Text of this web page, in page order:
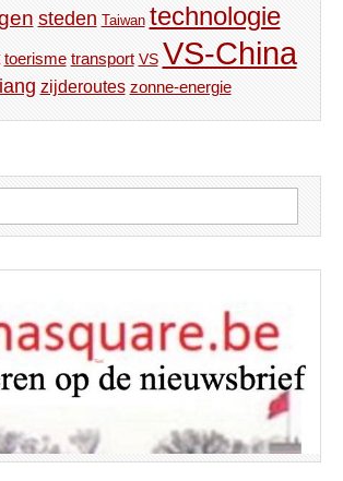
steden Taiwan technologie
toerisme transport VS VS-China
zijderoutes zonne-energie